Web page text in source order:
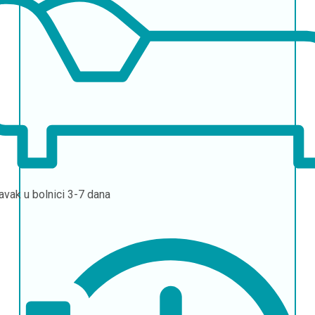
u bolnici 3-7 dana